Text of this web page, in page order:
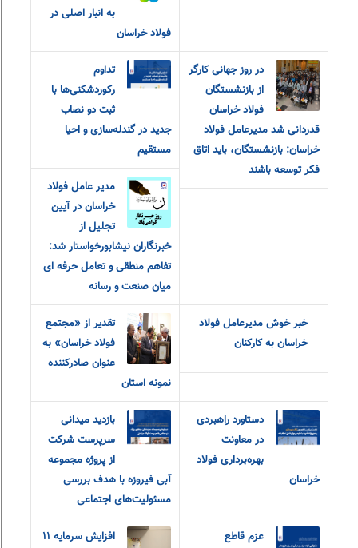
به انبار اصلی در
فولاد خراسان
در روز جهانی کارگر
از بازنشستگان
فولاد خراسان
قدردانی شد مدیرعامل فولاد
خراسان: بازنشستگان، باید اتاق
فکر توسعه باشند
تداوم
رکوردشکنی‌ها با
ثبت دو نصاب
جدید در گندله‌سازی و احیا
مستقیم
مدیر عامل فولاد
خراسان در آیین
تجلیل از
خبرنگاران نیشابورخواستار شد:
تفاهم منطقی و تعامل حرفه ای
میان صنعت و رسانه
خبر خوش مدیرعامل فولاد
خراسان به کارکنان
تقدیر از «مجتمع
فولاد خراسان» به
عنوان صادرکننده
نمونه استان
دستاورد راهبردی
در معاونت
بهره‌برداری فولاد
خراسان
بازدید میدانی
سرپرست شرکت
از پروژه مجموعه
آبی فیروزه با هدف بررسی
مسئولیت‌های اجتماعی
عزم قاطع
افزایش سرمایه ۱۱